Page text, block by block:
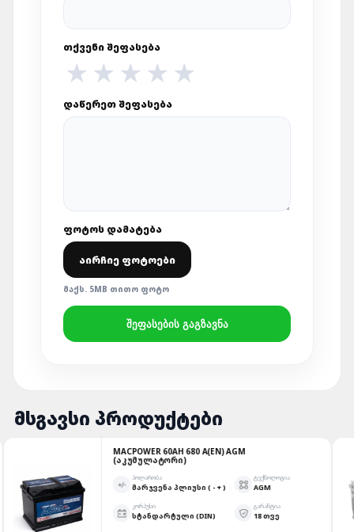
ᲗᲥᲕᲔᲜᲘ ᲨᲔᲤᲐᲡᲔᲑᲐ
★ ★ ★ ★ ★
ᲓᲐᲬᲔᲠᲔᲗ ᲨᲔᲤᲐᲡᲔᲑᲐ
ᲤᲝᲢᲝᲡ ᲓᲐᲛᲐᲢᲔᲑᲐ
ᲐᲘᲠᲩᲘᲔ ᲤᲝᲢᲝᲔᲑᲘ
ᲛᲐᲥᲡ. 5MB ᲗᲘᲗᲝ ᲤᲝᲢᲝ
ᲨᲔᲤᲐᲡᲔᲑᲘᲡ ᲒᲐᲒᲖᲐᲕᲜᲐ
ᲛᲡᲒᲐᲕᲡᲘ ᲞᲠᲝᲓᲣᲥᲢᲔᲑᲘ
MACPOWER 60AH 680 A(EN) AGM
(ᲐᲙᲣᲛᲣᲚᲐᲢᲝᲠᲘ)
ᲞᲝᲚᲐᲠᲝᲑᲐ
ᲛᲐᲠᲯᲕᲔᲜᲐ ᲞᲚᲘᲣᲡᲘ ( - + )
ᲢᲔᲥᲜᲝᲚᲝᲒᲘᲐ
AGM
ᲙᲝᲠᲞᲣᲡᲘ
ᲡᲢᲐᲜᲓᲐᲠᲢᲣᲚᲘ (DIN)
ᲒᲐᲠᲐᲜᲢᲘᲐ
18 ᲗᲕᲔ